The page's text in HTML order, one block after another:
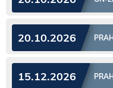
20.10.2026
15.12.2026